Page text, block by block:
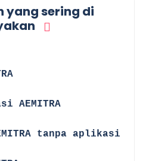
yang sering di
AEMITRA
tanpa aplikasi